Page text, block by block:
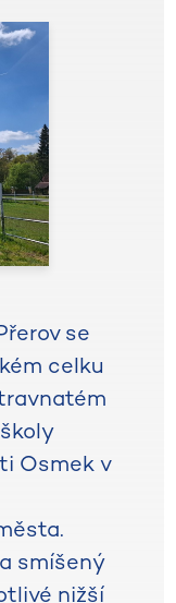
se
celku
Osmek v
smíšený
nižší